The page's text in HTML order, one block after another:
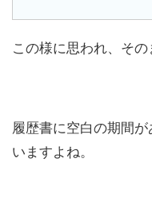
この様に思われ、その
履歴書に空白の期間
いますよね。